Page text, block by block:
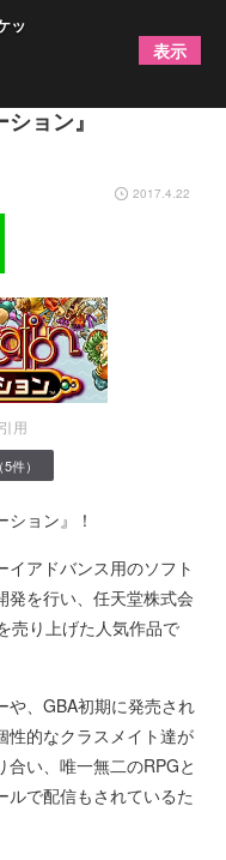
16種類の属性を駆
ョン』
2017.4.22
用
件）
ョン』！
アドバンス用のソフト
発を行い、任天堂株式会
売り上げた人気作品で
や、GBA初期に発売され
性的なクラスメイト達が
い、唯一無二のRPGと
ルで配信もされているた
ッ
表示